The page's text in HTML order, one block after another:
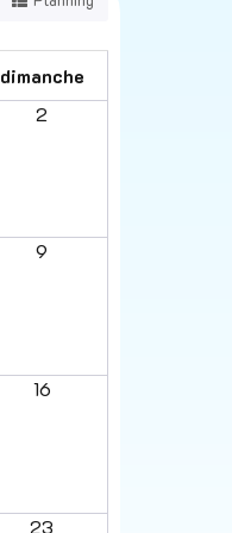
dimanche
2
9
16
23